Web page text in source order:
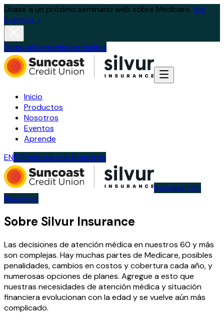
Únase a un próximo seminario web sobre Medicare. Ver
Eventos >
Saltar al contenido principal
Inicio
Productos
Nosotros
Eventos
Aprende
ENESReúnase con Nosotros
Reúnase con
Nosotros
Sobre Silvur Insurance
Las decisiones de atención médica en nuestros 60 y más
son complejas. Hay muchas partes de Medicare, posibles
penalidades, cambios en costos y cobertura cada año, y
numerosas opciones de planes. Agregue a esto que
nuestras necesidades de atención médica y situación
financiera evolucionan con la edad y se vuelve aún más
complicado.